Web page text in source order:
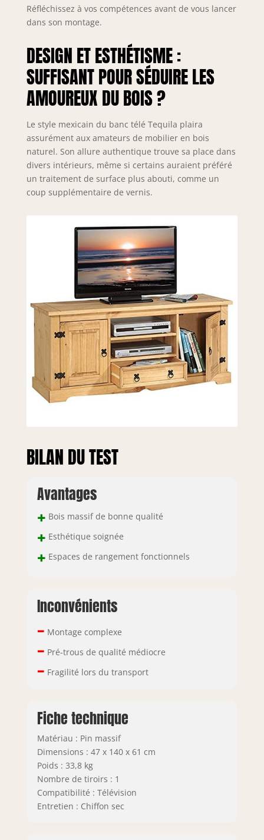
corona au charme
Réfléchissez à vos compétences avant de vous lancer
dans son montage.
DESIGN ET ESTHÉTISME :
SUFFISANT POUR SÉDUIRE LES
AMOUREUX DU BOIS ?
Le style mexicain du banc télé Tequila plaira
assurément aux amateurs de mobilier en bois
naturel. Son allure authentique trouve sa place dans
divers intérieurs, même si certains auraient préféré
un traitement de surface plus abouti, comme un
coup supplémentaire de vernis.
BILAN DU TEST
Avantages
+ Bois massif de bonne qualité
+ Esthétique soignée
+ Espaces de rangement fonctionnels
Inconvénients
– Montage complexe
– Pré-trous de qualité médiocre
– Fragilité lors du transport
Fiche technique
Matériau : Pin massif
Dimensions : 47 x 140 x 61 cm
Poids : 33,8 kg
Nombre de tiroirs : 1
Compatibilité : Télévision
Entretien : Chiffon sec